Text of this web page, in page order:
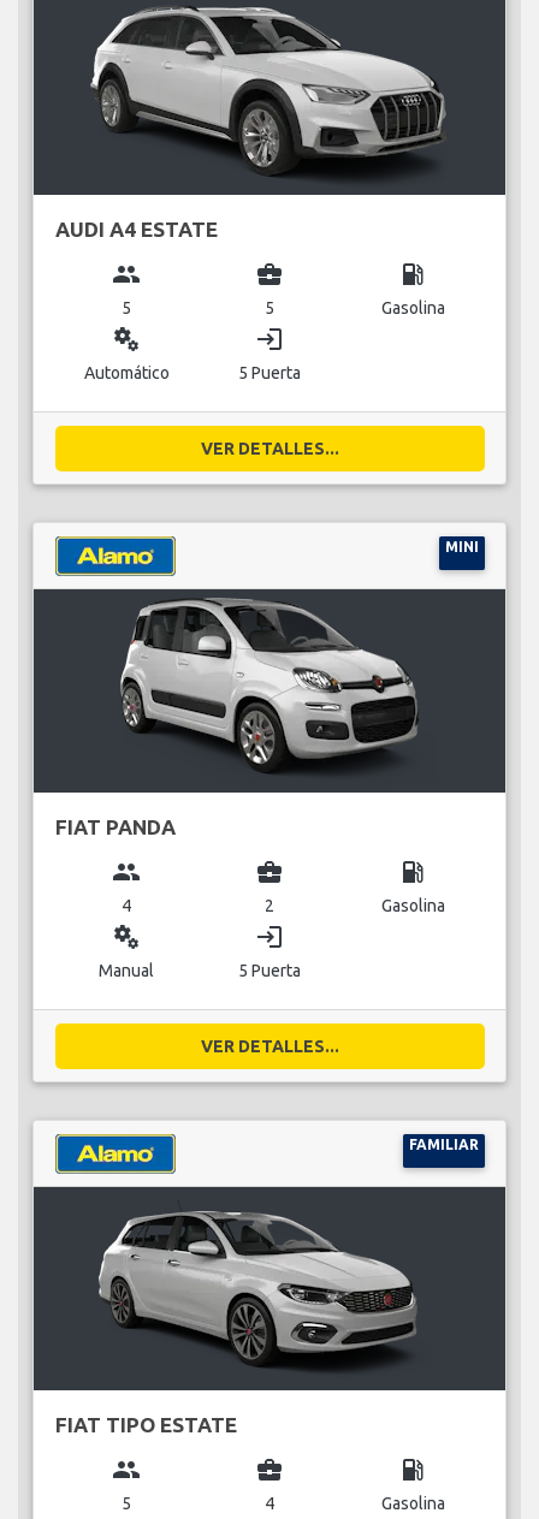
AUDI A4 ESTATE
group
5
business_center
5
local_gas_station
Gasolina
miscellaneous_services
Automático
login
5 Puerta
VER DETALLES...
MINI
FIAT PANDA
group
4
business_center
2
local_gas_station
Gasolina
miscellaneous_services
Manual
login
5 Puerta
VER DETALLES...
FAMILIAR
FIAT TIPO ESTATE
group
5
business_center
4
local_gas_station
Gasolina